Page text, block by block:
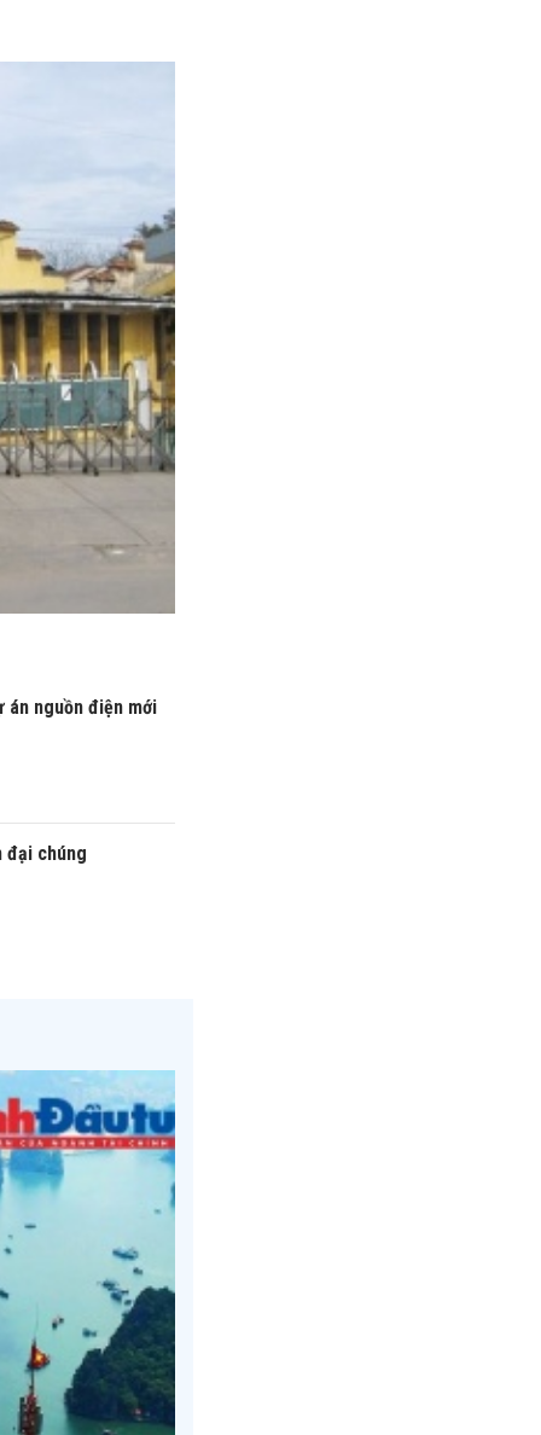
án nguồn điện mới
đại chúng